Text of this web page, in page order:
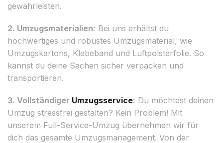
gewährleisten.
2. Umzugsmaterialien: Bei uns erhältst du
hochwertiges und robustes Umzugsmaterial, wie
Umzugskartons, Klebeband und Luftpolsterfolie. So
kannst du deine Sachen sicher verpacken und
transportieren.
3. Vollständiger Umzugsservice: Du möchtest deinen
Umzug stressfrei gestalten? Kein Problem! Mit
unserem Full-Service-Umzug übernehmen wir für
dich das gesamte Umzugsmanagement. Von der